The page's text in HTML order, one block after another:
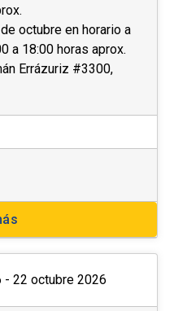
octubre en horario a
a 18:00 horas aprox.
Errázuriz #3300,
- 22 octubre 2026